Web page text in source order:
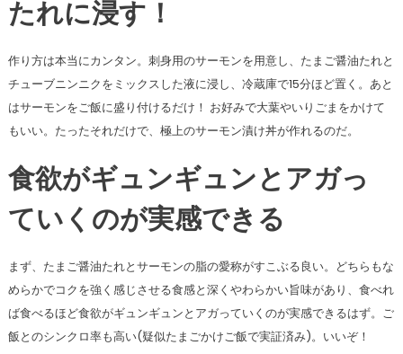
たれに浸す！
作り方は本当にカンタン。刺身用のサーモンを用意し、たまご醤油たれと
チューブニンニクをミックスした液に浸し、冷蔵庫で15分ほど置く。あと
はサーモンをご飯に盛り付けるだけ！ お好みで大葉やいりごまをかけて
もいい。たったそれだけで、極上のサーモン漬け丼が作れるのだ。
食欲がギュンギュンとアガっ
ていくのが実感できる
まず、たまご醤油たれとサーモンの脂の愛称がすこぶる良い。どちらもな
めらかでコクを強く感じさせる食感と深くやわらかい旨味があり、食べれ
ば食べるほど食欲がギュンギュンとアガっていくのが実感できるはず。ご
飯とのシンクロ率も高い(疑似たまごかけご飯で実証済み)。いいぞ！